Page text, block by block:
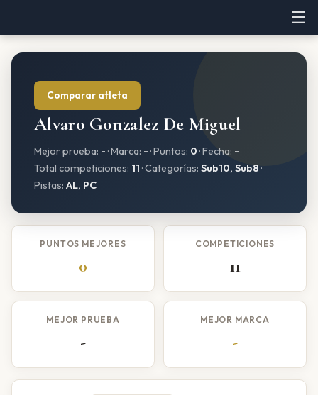
☰
Comparar atleta
Alvaro Gonzalez De Miguel
Mejor prueba: - · Marca: - · Puntos: 0 · Fecha: -
Total competiciones: 11 · Categorías: Sub10, Sub8 ·
Pistas: AL, PC
PUNTOS MEJORES
0
COMPETICIONES
11
MEJOR PRUEBA
-
MEJOR MARCA
-